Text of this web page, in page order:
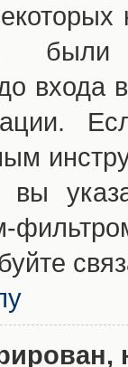
были
входа
вы